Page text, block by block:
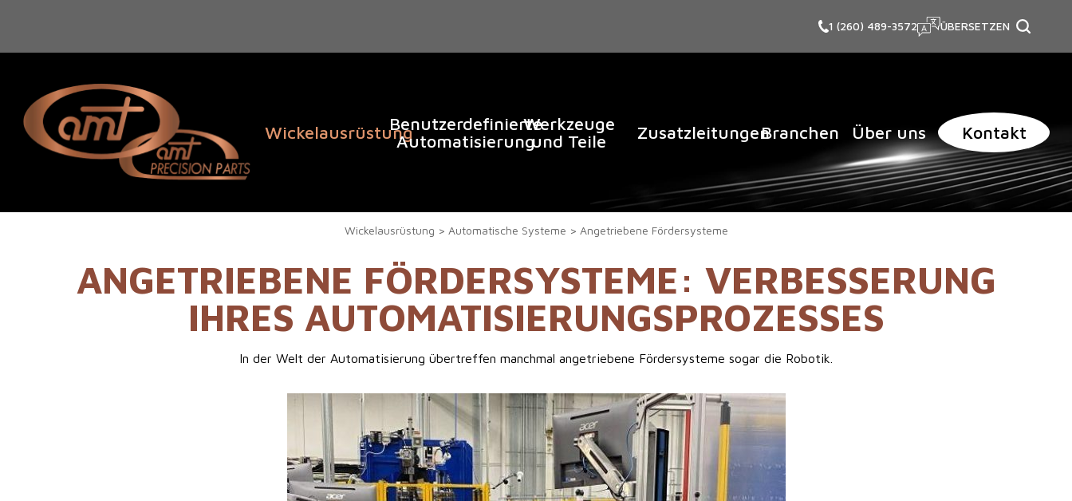
1 (260) 489-3572 ÜBERSETZEN
WickelausrüstungBenutzerdefinierte
Automatisierung
Werkzeuge
und Teile
ZusatzleitungenBranchen Über uns Kontakt
Wickelausrüstung Automatische Systeme Angetriebene Fördersysteme
ANGETRIEBENE FÖRDERSYSTEME: VERBESSERUNG
IHRES AUTOMATISIERUNGSPROZESSES
In der Welt der Automatisierung übertreffen manchmal angetriebene Fördersysteme sogar die Robotik.